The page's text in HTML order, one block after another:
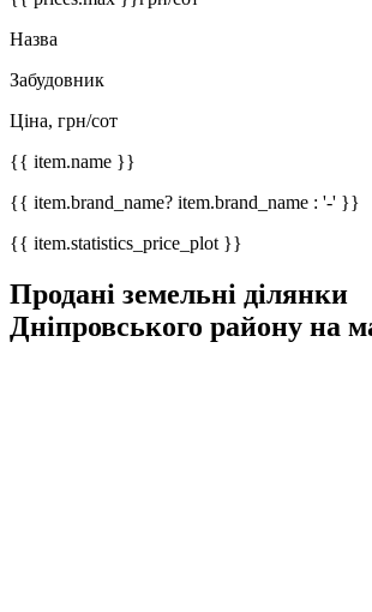
Назва
Забудовник
Ціна, грн/сот
{{ item.name }}
{{ item.brand_name? item.brand_name : '-' }}
{{ item.statistics_price_plot }}
Продані земельні ділянки
Дніпровського району на